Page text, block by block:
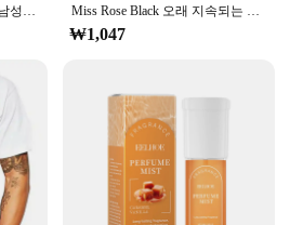
진 미스 배드 보이 향수 참, 남성용 데오도란트 향수, 우드 톤, 샌달우드, 시트러스, 기타 식물 추출물, 바디 스프레이, 100ml Miss Rose Black 오래 지속되는 아이 라이너 펜 메이크업, 24 시간 방수 젤 아이 섀도우 아이라이너 펜슬, Kajal 아이 쉬머 화장품
₩1,047